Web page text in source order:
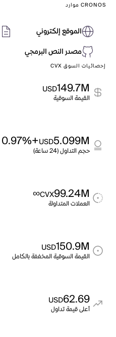
CRONOS موارد
الموقع إلكتروني
مصدر النص البرمجي
إحصائيات السوق CVX
149.7M
USD
القيمة السوقية
5.099M
USD
+0.97%
حجم التداول (24 ساعة)
99.24M
CVX
∞
العملات المتداولة
150.9M
USD
القيمة السوقية المخففة بالكامل
62.69
USD
أعلى قيمة تداول